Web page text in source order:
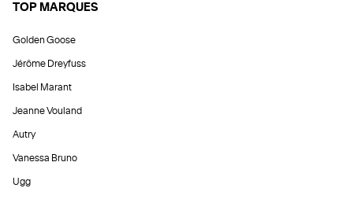
TOP MARQUES
Golden Goose
Jérôme Dreyfuss
Isabel Marant
Jeanne Vouland
Autry
Vanessa Bruno
Ugg